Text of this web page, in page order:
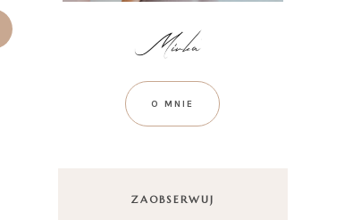
O MNIE
ZAOBSERWUJ